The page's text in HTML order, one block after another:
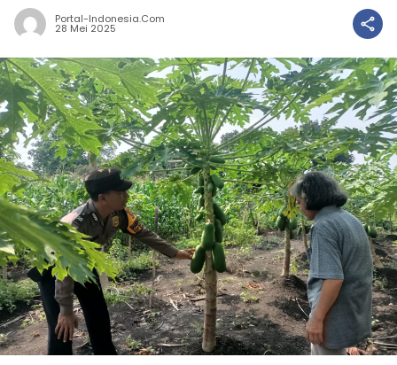
Portal-Indonesia.com
28 Mei 2025